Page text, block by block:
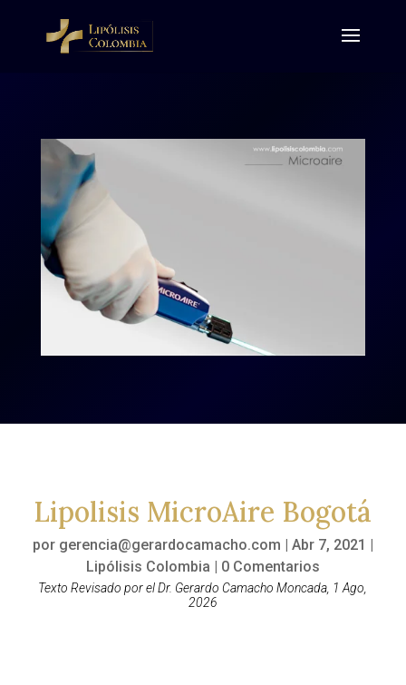
Lipolisis MicroAire Bogotá
por gerencia@gerardocamacho.com | Abr 7, 2021 |
Lipólisis Colombia | 0 Comentarios
Texto Revisado por el Dr. Gerardo Camacho Moncada, 1 Ago,
2026